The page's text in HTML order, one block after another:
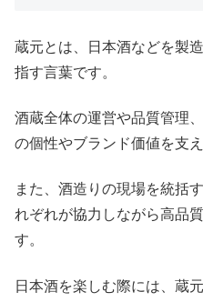
蔵元とは、日本酒などを製
指す言葉です。
酒蔵全体の運営や品質管理
の個性やブランド価値を支
また、酒造りの現場を統括
れぞれが協力しながら高品
す。
日本酒を楽しむ際には、蔵